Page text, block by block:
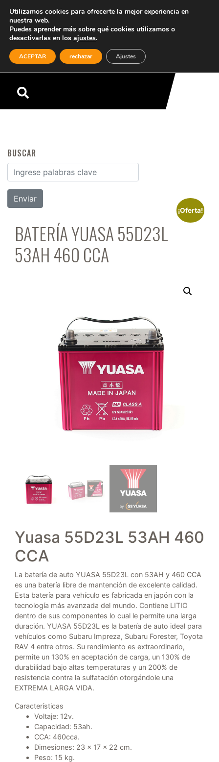
Menú
BUSCAR
Buscar por:
BATERÍA YUASA 55D23L
53AH 460 CCA
¡Oferta!
Yuasa 55D23L 53AH 460
CCA
La batería de auto YUASA 55D23L con 53AH y 460 CCA
es una batería libre de mantención de excelente calidad.
Esta batería para vehículo es fabricada en japón con la
tecnología más avanzada del mundo. Contiene LITIO
dentro de sus componentes lo cual le permite una larga
duración. YUASA 55D23L es la batería de auto ideal para
vehículos como Subaru Impreza, Subaru Forester, Toyota
RAV 4 entre otros. Su rendimiento es extraordinario,
permite un 130% en aceptación de carga, un 130% de
durabilidad bajo altas temperaturas y un 200% de
resistencia contra la sulfatación otorgándole una
EXTREMA LARGA VIDA.
Características
Voltaje: 12v.
Capacidad: 53ah.
CCA: 460cca.
Dimesiones: 23 x 17 x 22 cm.
Peso: 15 kg.
Utilizamos cookies para ofrecerte la mejor experiencia en
nuestra web.
Puedes aprender más sobre qué cookies utilizamos o
desactivarlas en los ajustes.
ACEPTAR rechazar Ajustes